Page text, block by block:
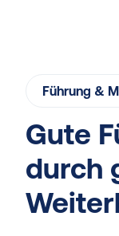
Führung &
Gute
durch